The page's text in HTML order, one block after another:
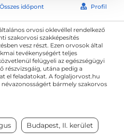
Összes időpont Profil
orvosi oklevéllel rendelkező
szakorvosi szakképesítés
vesz részt. Ezen orvosok által
tevékenységért teljes
felügyeli az egészségügyi
részvizsgáig, utána pedig a
el feladatokat. A foglaljorvost.hu
bármely szakorvos
Budapest, II. kerület